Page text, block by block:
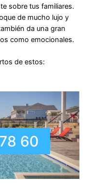
sobre tus familiares.
de mucho lujo y
da una gran
como emocionales.
de estos:
60